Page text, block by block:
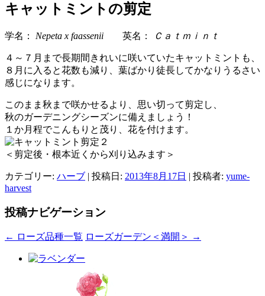
キャットミントの剪定
学名： Nepeta x faassenii 英名： Ｃａｔｍｉｎｔ
４～７月まで長期間きれいに咲いていたキャットミントも、
８月に入ると花数も減り、葉ばかり徒長してかなりうるさい
感じになります。
このまま秋まで咲かせるより、思い切って剪定し、
秋のガーデニングシーズンに備えましょう！
１か月程でこんもりと茂り、花を付けます。
＜剪定後・根本近くから刈り込みます＞
カテゴリー: ハーブ | 投稿日: 2013年8月17日 | 投稿者: yume-
harvest
投稿ナビゲーション
← ローズ品種一覧 ローズガーデン＜満開＞ →